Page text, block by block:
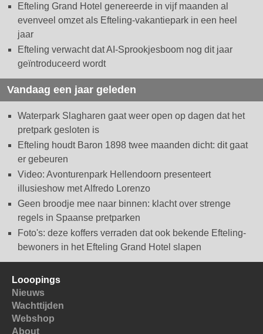
Efteling Grand Hotel genereerde in vijf maanden al
evenveel omzet als Efteling-vakantiepark in een heel
jaar
Efteling verwacht dat AI-Sprookjesboom nog dit jaar
geïntroduceerd wordt
Vandaag een jaar geleden
Waterpark Slagharen gaat weer open op dagen dat het
pretpark gesloten is
Efteling houdt Baron 1898 twee maanden dicht: dit gaat
er gebeuren
Video: Avonturenpark Hellendoorn presenteert
illusieshow met Alfredo Lorenzo
Geen broodje mee naar binnen: klacht over strenge
regels in Spaanse pretparken
Foto's: deze koffers verraden dat ook bekende Efteling-
bewoners in het Efteling Grand Hotel slapen
Looopings
Nieuws
Wachttijden
Webshop
About